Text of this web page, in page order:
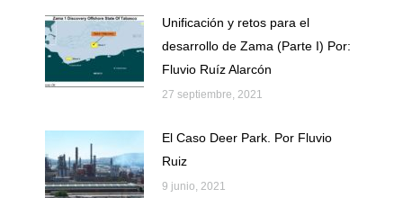
Unificación y retos para el
desarrollo de Zama (Parte I) Por:
Fluvio Ruíz Alarcón
27 septiembre, 2021
El Caso Deer Park. Por Fluvio
Ruiz
9 junio, 2021